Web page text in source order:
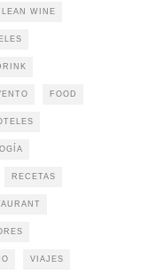
WINE
FOOD
RECETAS
VIAJES